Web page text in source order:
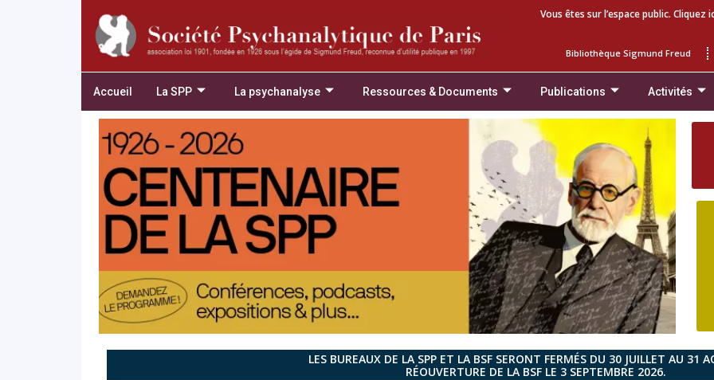
Vous êtes sur l’espace public.
Bibliothèque Sigmund Freud
Accueil La SPP La psychanalyse Ressources & Documents Publications Activités
LES BUREAUX DE LA SPP ET LA BSF SERONT FERMÉS DU 30 JUILLET AU 31
RÉOUVERTURE DE LA BSF LE 3 SEPTEMBRE 2026.